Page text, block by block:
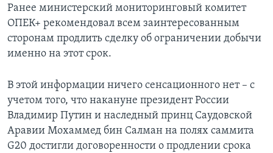
Ранее министерский мониторинговый комитет
ОПЕК+ рекомендовал всем заинтересованным
сторонам продлить сделку об ограничении добычи
именно на этот срок.
В этой информации ничего сенсационного нет – с
учетом того, что накануне президент России
Владимир Путин и наследный принц Саудовской
Аравии Мохаммед бин Салман на полях саммита
G20 достигли договоренности о продлении срока